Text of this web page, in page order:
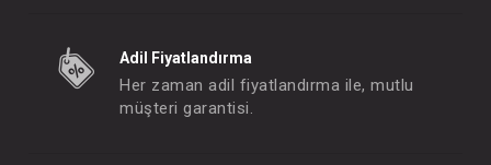
Adil Fiyatlandırma
Her zaman adil fiyatlandırma ile, mutlu
müşteri garantisi.